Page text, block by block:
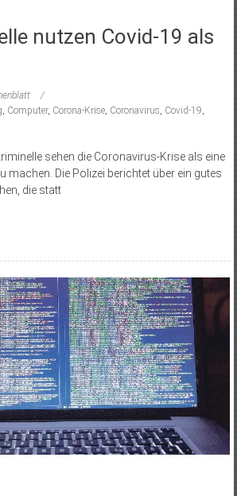
nutzen Covid-19 als
Computer, Corona-Krise, Coronavirus Covid-19
sehen die Coronavirus-Krise als eine
machen. Die Polizei berichtet über ein gutes
die statt